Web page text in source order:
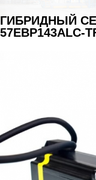
ГИБРИДНЫЙ
57EBP143ALC-